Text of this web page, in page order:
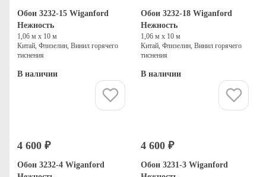
Обои 3232-15 Wiganford
Нежность
1,06 м х 10 м
Китай, Флизелин, Винил горячего
тиснения
В наличии
Обои 3232-18 Wiganford
Нежность
1,06 м х 10 м
Китай, Флизелин, Винил горячего
тиснения
В наличии
4 600 ₽
Обои 3232-4 Wiganford
4 600 ₽
Обои 3231-3 Wiganford